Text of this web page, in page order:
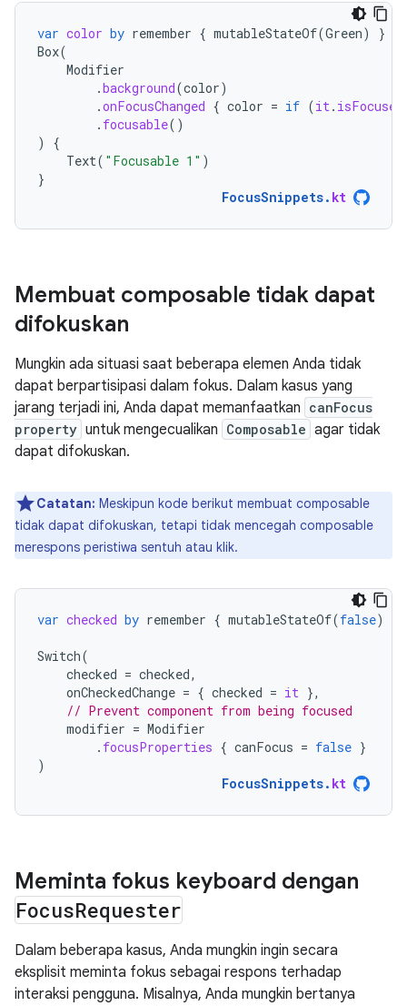
var color by remember { mutableStateOf(Green)
}
Box(
Modifier
.background(color)
.onFocusChanged { color = if (it. isFocused
. focusable()
)
{
Text( "Focusable 1" )
}
FocusSnippets. kt
Membuat composable tidak dapat
difokuskan
Mungkin ada situasi saat beberapa elemen Anda tidak
dapat berpartisipasi dalam fokus. Dalam kasus yang
jarang terjadi ini, Anda dapat memanfaatkan canFocus
property untuk mengecualikan Composable agar tidak
dapat difokuskan.
Catatan: Meskipun kode berikut membuat composable
tidak dapat difokuskan, tetapi tidak mencegah composable
merespons peristiwa sentuh atau klik.
var checked by remember { mutableStateOf(false)
Switch(
checked = checked,
onCheckedChange = { checked = it },
// Prevent component from being focused
modifier = Modifier
. focusProperties { canFocus = false }
)
FocusSnippets. kt
Meminta fokus keyboard dengan
FocusRequester
Dalam beberapa kasus, Anda mungkin ingin secara
eksplisit meminta fokus sebagai respons terhadap
interaksi pengguna. Misalnya, Anda mungkin bertanya